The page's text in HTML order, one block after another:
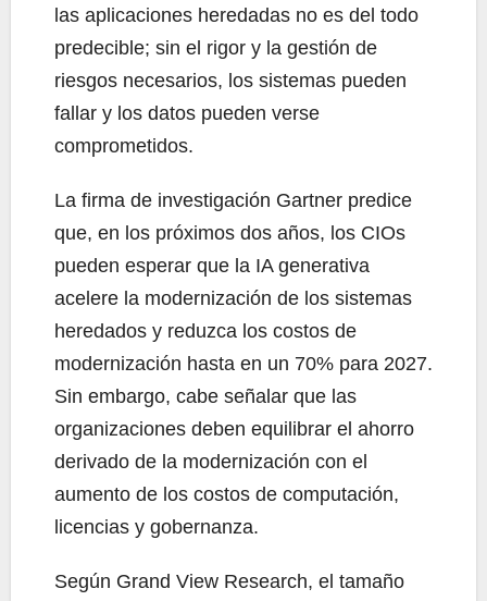
las aplicaciones heredadas no es del todo
predecible; sin el rigor y la gestión de
riesgos necesarios, los sistemas pueden
fallar y los datos pueden verse
comprometidos.
La firma de investigación Gartner predice
que, en los próximos dos años, los CIOs
pueden esperar que la IA generativa
acelere la modernización de los sistemas
heredados y reduzca los costos de
modernización hasta en un 70% para 2027.
Sin embargo, cabe señalar que las
organizaciones deben equilibrar el ahorro
derivado de la modernización con el
aumento de los costos de computación,
licencias y gobernanza.
Según Grand View Research, el tamaño